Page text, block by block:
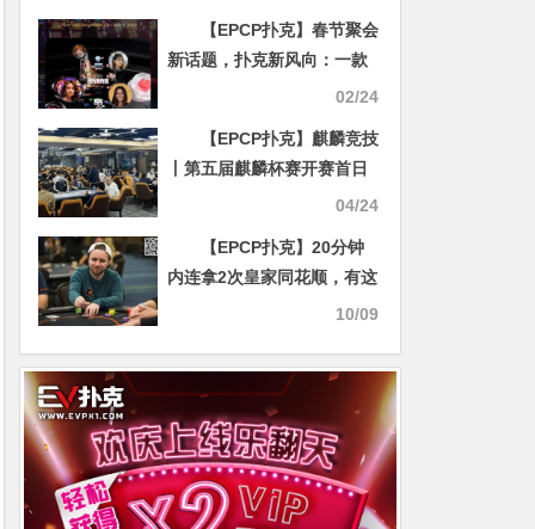
【EPCP扑克】春节聚会
新话题，扑克新风向：一款
小众的扑克产品，正在被小
02/24
【EPCP扑克】麒麟竞技
丨第五届麒麟杯赛开赛首日
A组 114 人次参赛 “包长征”
04/24
【EPCP扑克】20分钟
内连拿2次皇家同花顺，有这
10/09